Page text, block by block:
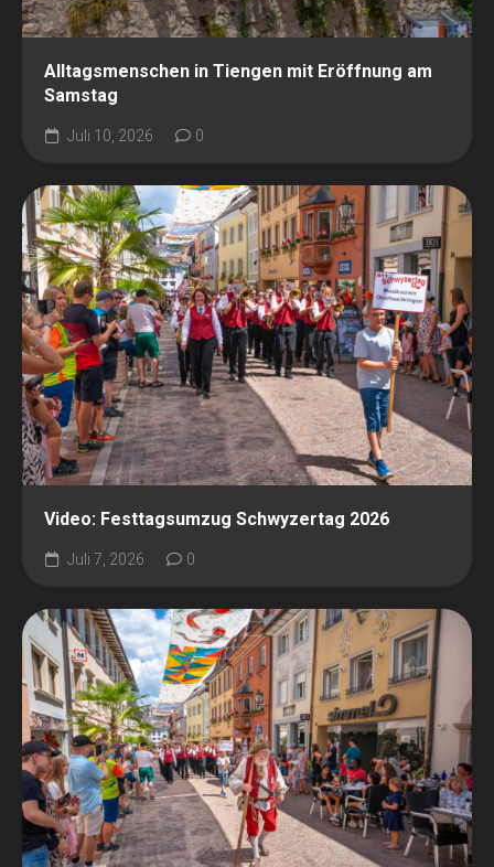
Alltagsmenschen in Tiengen mit Eröffnung am
Samstag
Juli 10, 2026 0
Video: Festtagsumzug Schwyzertag 2026
Juli 7, 2026 0